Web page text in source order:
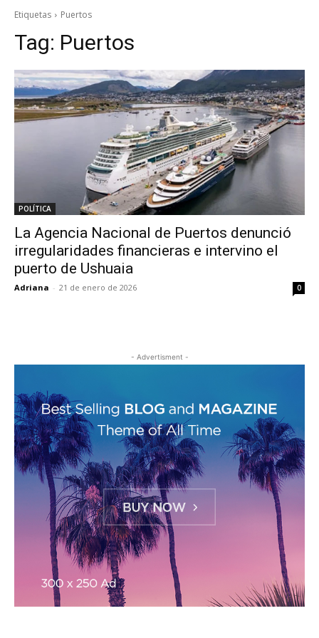
Etiquetas Puertos
Tag: Puertos
POLÍTICA
La Agencia Nacional de Puertos denunció
irregularidades financieras e intervino el
puerto de Ushuaia
Adriana - 21 de enero de 2026 0
- Advertisment -